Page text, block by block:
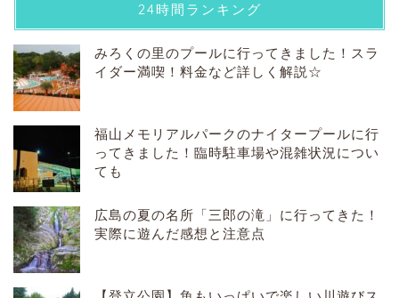
24時間ランキング
みろくの里のプールに行ってきました！スラ
イダー満喫！料金など詳しく解説☆
福山メモリアルパークのナイタープールに行
ってきました！臨時駐車場や混雑状況につい
ても
広島の夏の名所「三郎の滝」に行ってきた！
実際に遊んだ感想と注意点